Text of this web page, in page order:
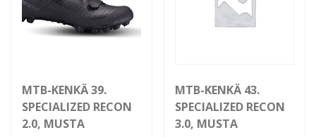
MTB-KENKÄ 39.
SPECIALIZED RECON
2.0, MUSTA
MTB-KENKÄ 43.
SPECIALIZED RECON
3.0, MUSTA